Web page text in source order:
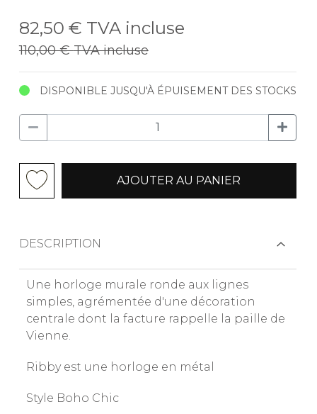
82,50 € TVA incluse
110,00 €TVA incluse
DISPONIBLE JUSQU'À ÉPUISEMENT DES STOCKS
AJOUTER AU PANIER
DESCRIPTION
Une horloge murale ronde aux lignes
simples, agrémentée d'une décoration
centrale dont la facture rappelle la paille de
Vienne.
Ribby est une horloge en métal
Style Boho Chic